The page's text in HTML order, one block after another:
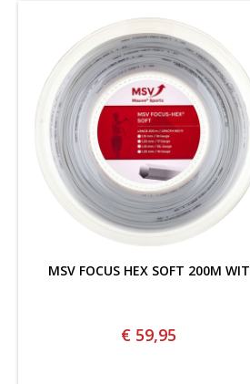
MSV FOCUS HEX SOFT 200M WIT
€ 59,95